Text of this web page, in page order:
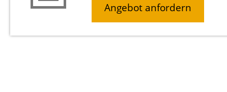
Angebot anfordern